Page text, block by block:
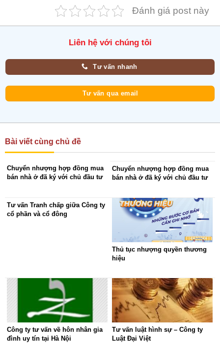
Đánh giá post này
Liên hệ với chúng tôi
Tư vấn nhanh
Tư vấn qua email
Bài viết cùng chủ đề
Chuyển nhượng hợp đồng mua
bán nhà ở đã ký với chủ đầu tư
Chuyển nhượng hợp đồng mua
bán nhà ở đã ký với chủ đầu tư
Tư vấn Tranh chấp giữa Công ty
cổ phần và cổ đông
Thủ tục nhượng quyền thương
hiệu
Công ty tư vấn về hôn nhân gia
đình uy tín tại Hà Nội
Tư vấn luật hình sự – Công ty
Luật Đại Việt